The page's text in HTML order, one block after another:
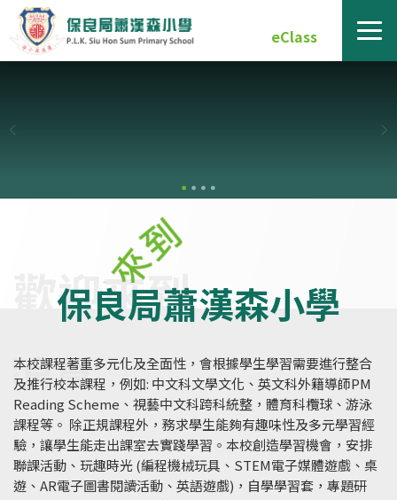
eClass
保良局蕭漢森小學
本校課程著重多元化及全面性，會根據學生學習需要進行整合
及推行校本課程，例如: 中文科文學文化、英文科外籍導師PM
Reading Scheme、視藝中文科跨科統整，體育科欖球、游泳
課程等。 除正規課程外，務求學生能夠有趣味性及多元學習經
驗，讓學生能走出課室去實踐學習。本校創造學習機會，安排
聯課活動、玩趣時光 (編程機械玩具、STEM電子媒體遊戲、桌
遊、AR電子圖書閱讀活動、英語遊戲)，自學學習套，專題研